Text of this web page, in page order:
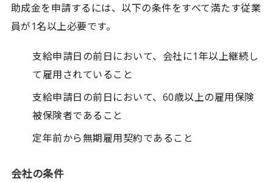
助成金を申請するには、以下の条件をすべて満たす従業
員が1名以上必要です。
支給申請日の前日において、会社に1年以上継続し
て雇用されていること
支給申請日の前日において、60歳以上の雇用保険
被保険者であること
定年前から無期雇用契約であること
会社の条件